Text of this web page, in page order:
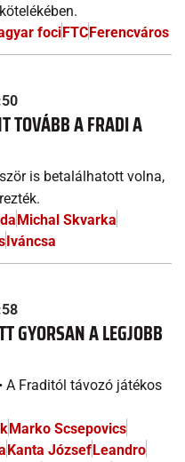
fociFTCFerencváros
TOVÁBB A FRADI A
is betalálhatott volna,
Michal Skvarka
Iváncsa
GYORSAN A LEGJOBB
A Fraditól távozó játékos
Marko Scsepovics
Kanta JózsefLeandro